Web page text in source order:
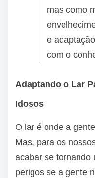
mas como
e
com o
Adaptando o Lar
Idosos
O lar é onde a
Mas, para os
acabar se tornando
perigos se a gente